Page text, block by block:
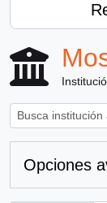
Opciones